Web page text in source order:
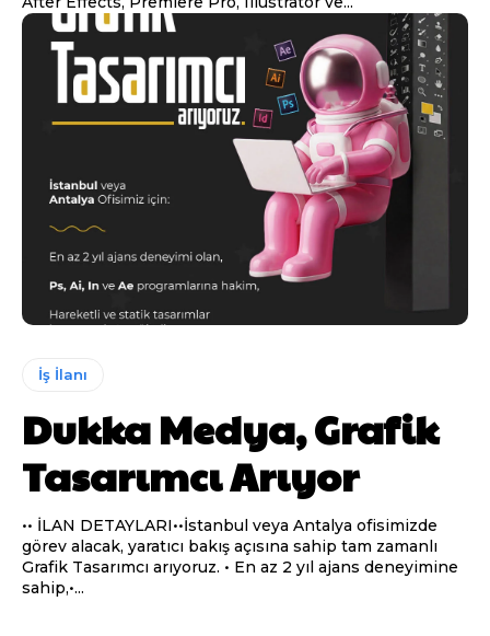
İş İlanı
Dukka Medya, Grafik
Tasarımcı Arıyor
•• İLAN DETAYLARI••İstanbul veya Antalya ofisimizde
görev alacak, yaratıcı bakış açısına sahip tam zamanlı
Grafik Tasarımcı arıyoruz. • En az 2 yıl ajans deneyimine
sahip,•...